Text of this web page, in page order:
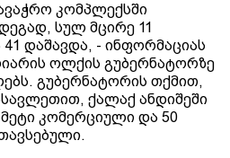
კომპლექსში
სულ მცირე 11
დაშავდა, - ინფორმაციას
ოლქის გუბერნატორზე
გუბერნატორის თქმით,
ქალაქ ანდიშეში
კომერციული და 50